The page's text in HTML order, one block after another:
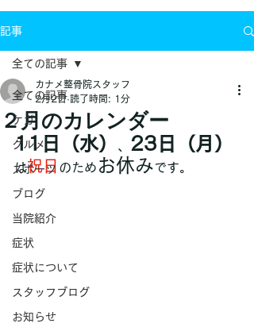
記事
全ての記事
ケガ
グルメ
スポーツ
ブログ
当院紹介
症状
症状について
スタッフブログ
お知らせ
全ての記事
２月のカレンダー
カナメ整骨院スタッフ
2月2日 読了時間: 1分
11日（水） 、 23日（月）
は祝日 のため お休みです。